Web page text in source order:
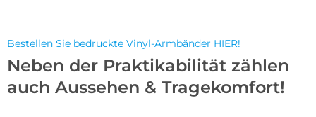
Bestellen Sie bedruckte Vinyl-Armbänder HIER!
Neben der Praktikabilität zählen
auch Aussehen & Tragekomfort!